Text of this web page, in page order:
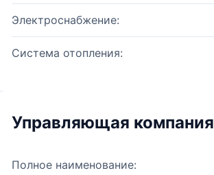
Электроснабжение:
Система отопления:
Управляющая компания
Полное наименование: